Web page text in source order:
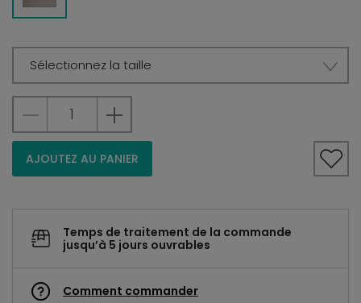
Sélectionnez la taille
AJOUTEZ AU PANIER
Temps de traitement de la commande
jusqu’à 5 jours ouvrables
Comment commander